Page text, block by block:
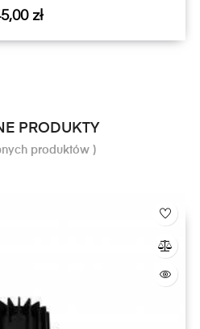
zł
PRODUKTY
produktów )